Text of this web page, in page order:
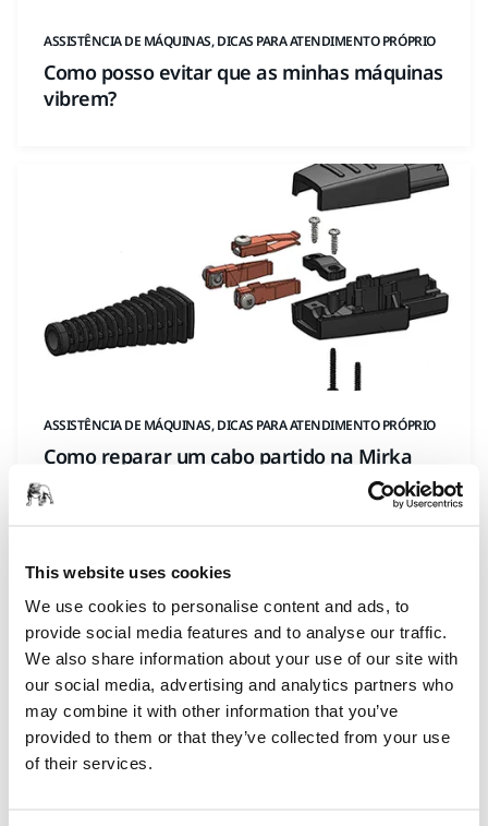
This website uses cookies
We use cookies to personalise content and ads, to
provide social media features and to analyse our traffic.
We also share information about your use of our site with
our social media, advertising and analytics partners who
may combine it with other information that you’ve
provided to them or that they’ve collected from your use
of their services.
ASSISTÊNCIA DE MÁQUINAS, DICAS PARA ATENDIMENTO PRÓPRIO
Como posso evitar que as minhas máquinas
vibrem?
ASSISTÊNCIA DE MÁQUINAS, DICAS PARA ATENDIMENTO PRÓPRIO
Como reparar um cabo partido na Mirka
DEROS/DEOS/LEROS?